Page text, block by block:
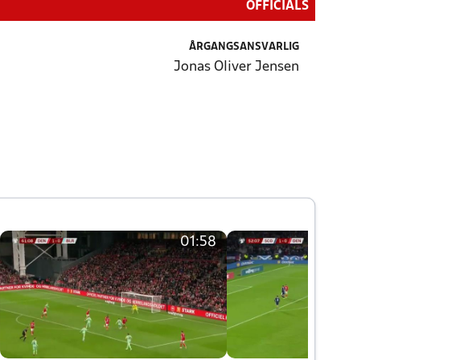
OFFICIALS
ÅRGANGSANSVARLIG
Jonas Oliver Jensen
01:58